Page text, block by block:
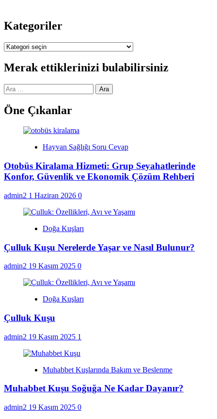
Kategoriler
Kategoriler
Merak ettiklerinizi bulabilirsiniz
Arama:
Öne Çıkanlar
Hayvan Sağlığı Soru Cevap
Otobüs Kiralama Hizmeti: Grup Seyahatlerinde
Konfor, Güvenlik ve Ekonomik Çözüm Rehberi
admin2 1 Haziran 2026 0
Doğa Kuşları
Çulluk Kuşu Nerelerde Yaşar ve Nasıl Bulunur?
admin2 19 Kasım 2025 0
Doğa Kuşları
Çulluk Kuşu
admin2 19 Kasım 2025 1
Muhabbet Kuşlarında Bakım ve Beslenme
Muhabbet Kuşu Soğuğa Ne Kadar Dayanır?
admin2 19 Kasım 2025 0